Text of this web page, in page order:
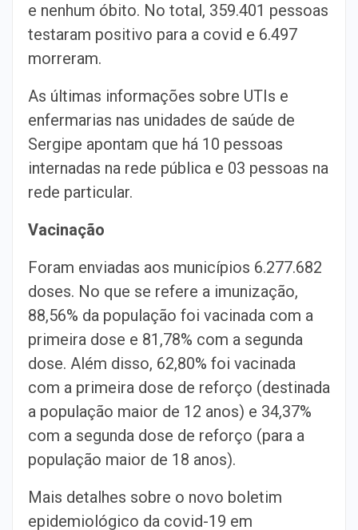
e nenhum óbito. No total, 359.401 pessoas
testaram positivo para a covid e 6.497
morreram.
As últimas informações sobre UTIs e
enfermarias nas unidades de saúde de
Sergipe apontam que há 10 pessoas
internadas na rede pública e 03 pessoas na
rede particular.
Vacinação
Foram enviadas aos municípios 6.277.682
doses. No que se refere a imunização,
88,56% da população foi vacinada com a
primeira dose e 81,78% com a segunda
dose. Além disso, 62,80% foi vacinada
com a primeira dose de reforço (destinada
a população maior de 12 anos) e 34,37%
com a segunda dose de reforço (para a
população maior de 18 anos).
Mais detalhes sobre o novo boletim
epidemiológico da covid-19 em